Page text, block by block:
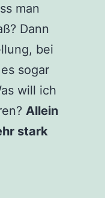
man
Dann
bei
sogar
will ich
Allein
stark